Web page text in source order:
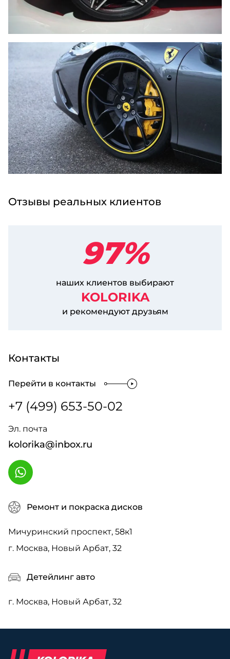
Отзывы реальных клиентов
97%
наших клиентов выбирают
KOLORIKA
и рекомендуют друзьям
Контакты
Перейти в контакты
+7 (499) 653-50-02
Эл. почта
kolorika@inbox.ru
Ремонт и покраска дисков
Мичуринский проспект, 58к1
г. Москва, Новый Арбат, 32
Детейлинг авто
г. Москва, Новый Арбат, 32